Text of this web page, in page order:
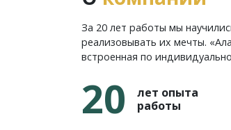
За 20 лет работы мы
реализовывать их мечты.
встроенная по
20
лет опыта
работы